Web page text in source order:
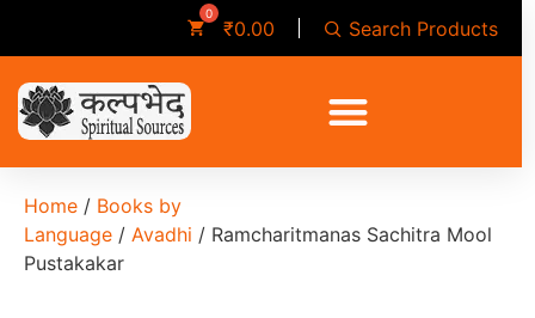
₹0.00 Search Products
Home / Books by
Language / Avadhi / Ramcharitmanas Sachitra Mool
Pustakakar